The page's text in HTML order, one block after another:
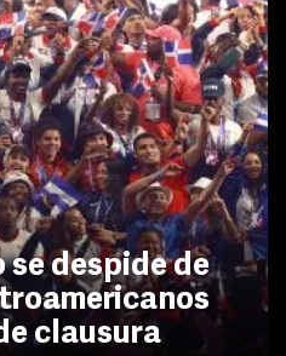
despide de
clausura